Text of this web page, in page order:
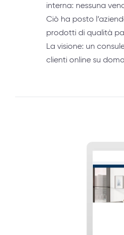
interna: nessuna
Ciò ha posto
prodotti di qualità
La visione: un
clienti online su